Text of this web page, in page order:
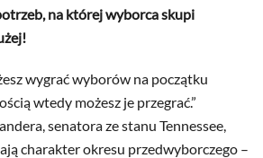
na której wyborca skupi
wygrać wyborów na początku
wtedy możesz je przegrać.”
senatora ze stanu Tennessee,
charakter okresu przedwyborczego –